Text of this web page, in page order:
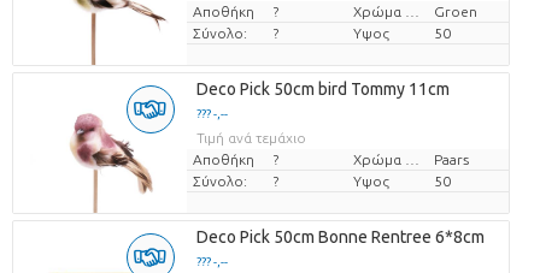
Αποθήκη
?
Groen
Σύνολο:
? Υψος 50
Deco Pick 50cm bird Tommy 11cm
??? -,--
Τιμή ανά τεμάχιο
Αποθήκη
?
Paars
Σύνολο:
? Υψος 50
Deco Pick 50cm Bonne Rentree 6*8cm
??? -,--